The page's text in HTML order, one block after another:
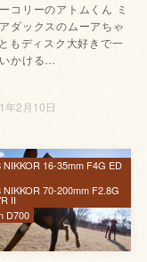
コリーのアトムくん ミ
ダックスのムーアちゃ
もディスク大好きで一
かける…
年2月10日
NIKKOR 16-35mm F4G ED
NIKKOR 70-200mm F2.8G
II
D700